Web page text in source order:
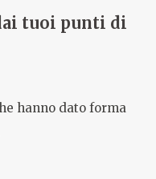
tuoi punti di
hanno dato forma